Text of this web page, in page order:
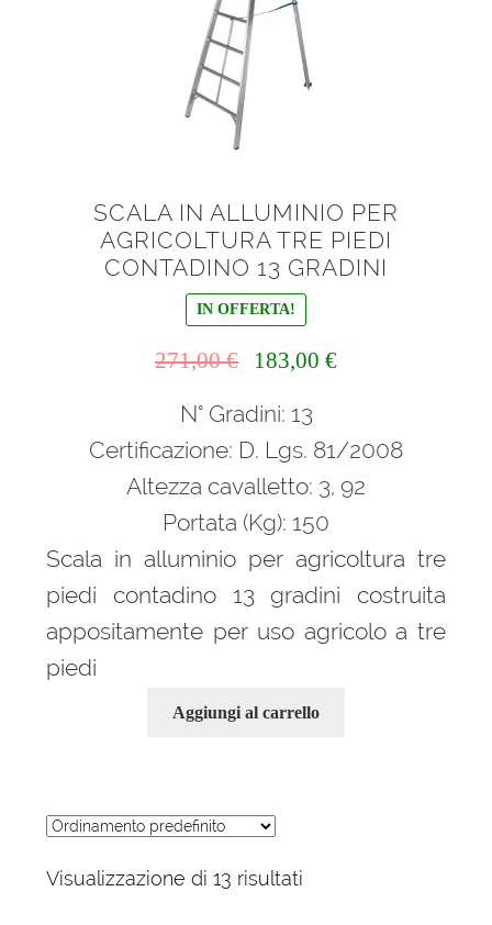
SCALA IN ALLUMINIO PER
AGRICOLTURA TRE PIEDI
CONTADINO 13 GRADINI
IN OFFERTA!
271,00€
originale
271,00 €.
183,00 €Il
183,00 €.
N° Gradini: 13
Certificazione: D. Lgs. 81/2008
Altezza cavalletto: 3, 92
Portata (Kg): 150
Scala in alluminio per agricoltura tre
piedi contadino 13 gradini costruita
appositamente per uso agricolo a tre
piedi
Aggiungi al carrello
Visualizzazione di 13 risultati